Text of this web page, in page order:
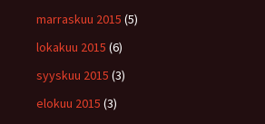
marraskuu 2015 (5)
lokakuu 2015 (6)
syyskuu 2015 (3)
elokuu 2015 (3)